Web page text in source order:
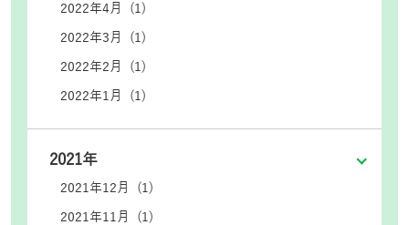
2022年4月 (1)
2022年3月 (1)
2022年2月 (1)
2022年1月 (1)
2021年
2021年12月 (1)
2021年11月 (1)